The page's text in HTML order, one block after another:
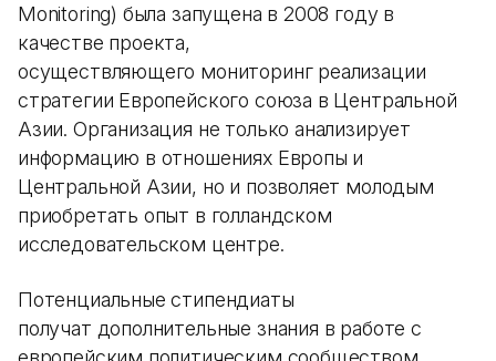
Monitoring) была запущена в 2008 году в
качестве проекта,
осуществляющего мониторинг реализации
стратегии Европейского союза в Центральной
Азии. Организация не только анализирует
информацию в отношениях Европы и
Центральной Азии, но и позволяет молодым
приобретать опыт в голландском
исследовательском центре.
Потенциальные стипендиаты
получат дополнительные знания в работе с